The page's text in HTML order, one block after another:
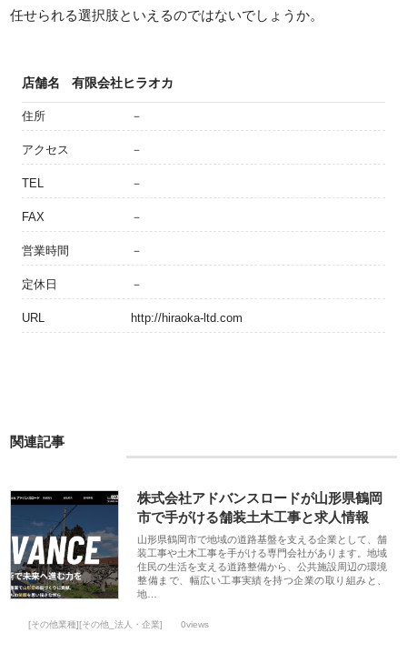
任せられる選択肢といえるのではないでしょうか。
店舗名 有限会社ヒラオカ
住所 －
アクセス －
TEL －
FAX －
営業時間 －
定休日 －
URL http://hiraoka-ltd.com
関連記事
株式会社アドバンスロードが山形県鶴岡
市で手がける舗装土木工事と求人情報
山形県鶴岡市で地域の道路基盤を支える企業として、舗
装工事や土木工事を手がける専門会社があります。地域
住民の生活を支える道路整備から、公共施設周辺の環境
整備まで、幅広い工事実績を持つ企業の取り組みと、
地…
[その他業種][その他_法人・企業] 0views